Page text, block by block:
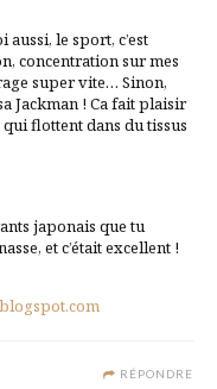
le sport, c’est
concentration sur mes
super vite… Sinon,
Jackman ! Ca fait plaisir
flottent dans du tissus
japonais que tu
et c’était excellent !
RÉPONDRE